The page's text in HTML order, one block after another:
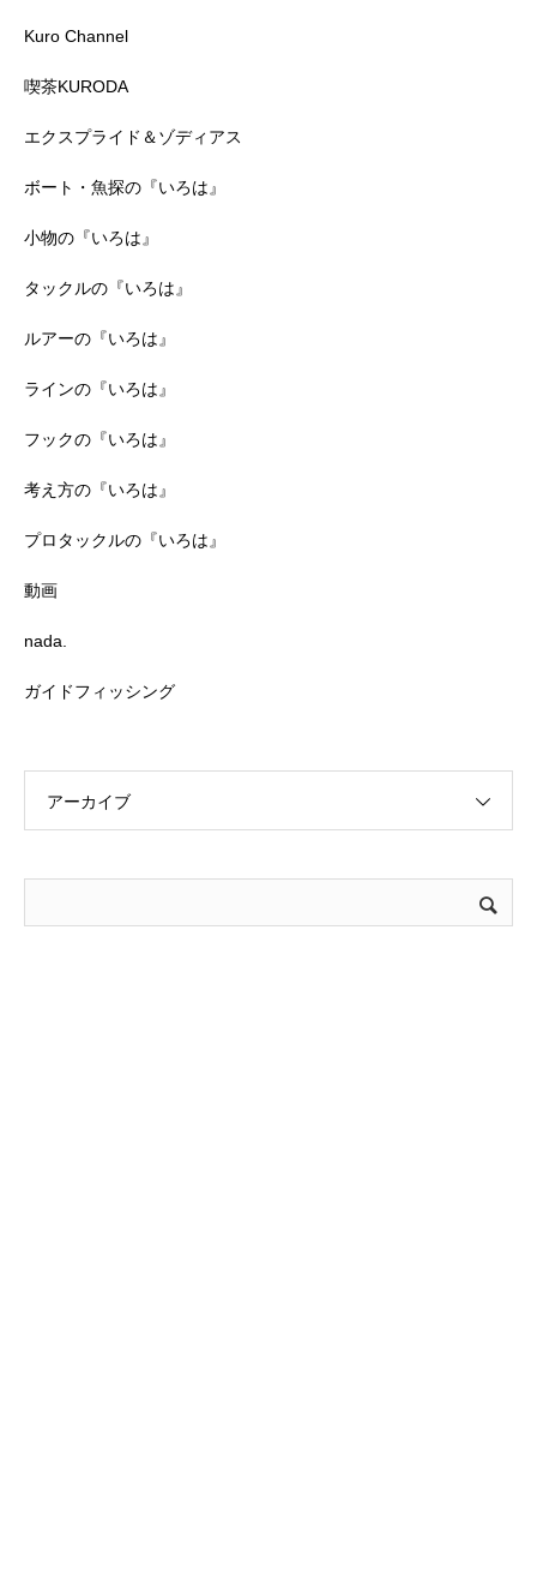
Kuro Channel
喫茶KURODA
エクスプライド＆ゾディアス
ボート・魚探の『いろは』
小物の『いろは』
タックルの『いろは』
ルアーの『いろは』
ラインの『いろは』
フックの『いろは』
考え方の『いろは』
プロタックルの『いろは』
動画
nada.
ガイドフィッシング
アーカイブ